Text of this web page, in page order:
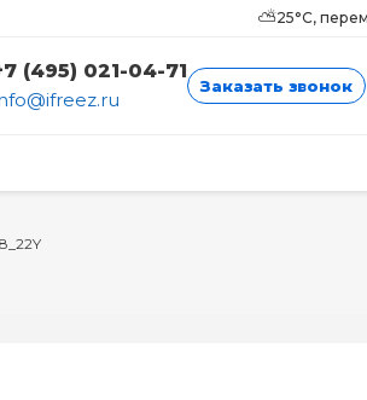
⛅25°C,
(495) 021-04-71
Заказать звонок